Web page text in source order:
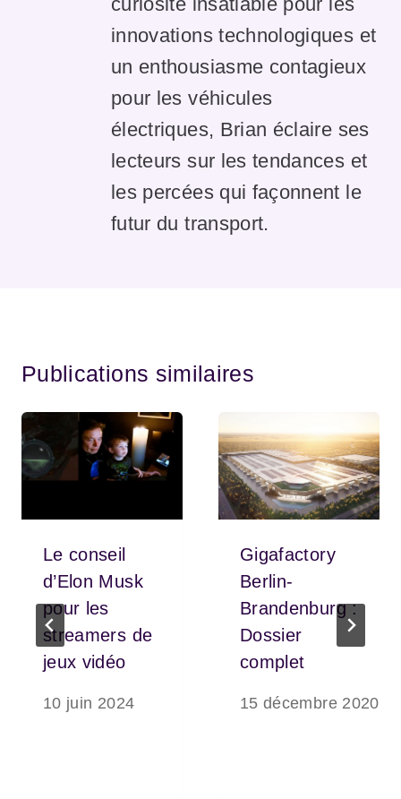
innovations technologiques et
un enthousiasme contagieux
pour les véhicules
électriques, Brian éclaire ses
lecteurs sur les tendances et
les percées qui façonnent le
futur du transport.
Publications similaires
Le conseil
d’Elon Musk
pour les
streamers de
jeux vidéo
10 juin 2024
Gigafactory
Berlin-
Brandenburg :
Dossier
complet
15 décembre 2020